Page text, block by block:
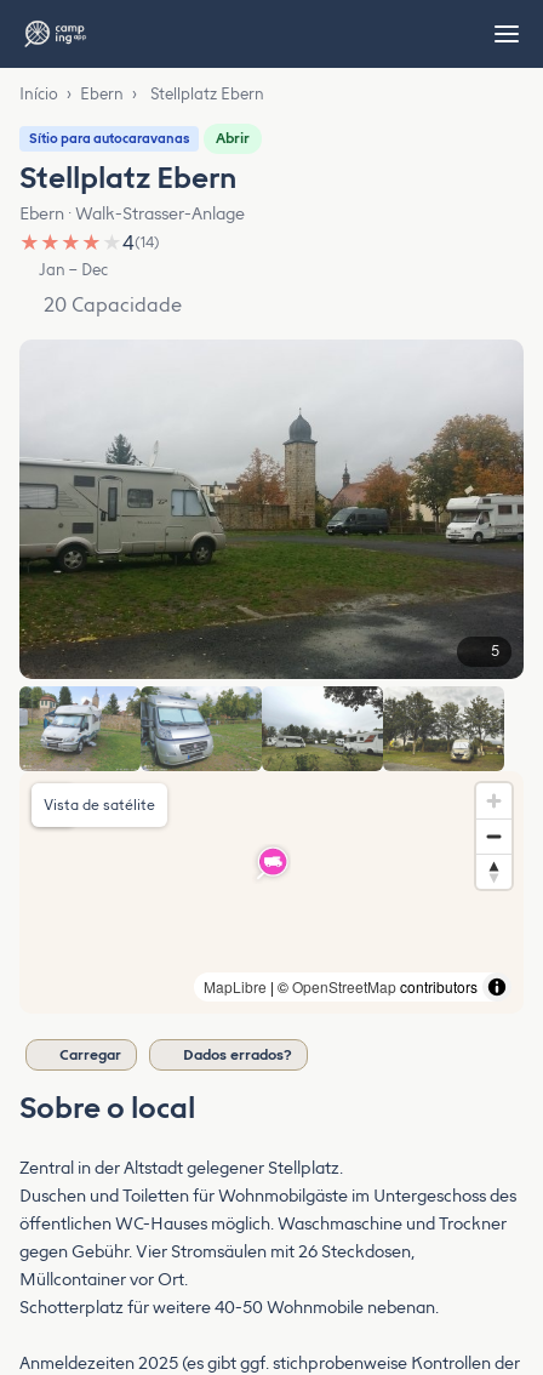
Início › Ebern › Stellplatz Ebern
Sítio para autocaravanas Abrir
Stellplatz Ebern
Ebern · Walk-Strasser-Anlage
★ ★ ★ ★ ★4(14)
Jan – Dec
20 Capacidade
5
MapLibre | ©OpenStreetMapcontributors
Vista de satélite
Carregar Dados errados?
Sobre o local
Zentral in der Altstadt gelegener Stellplatz.
Duschen und Toiletten für Wohnmobilgäste im Untergeschoss des
öffentlichen WC-Hauses möglich. Waschmaschine und Trockner
gegen Gebühr. Vier Stromsäulen mit 26 Steckdosen,
Müllcontainer vor Ort.
Schotterplatz für weitere 40-50 Wohnmobile nebenan.
Anmeldezeiten 2025 (es gibt ggf. stichprobenweise Kontrollen der